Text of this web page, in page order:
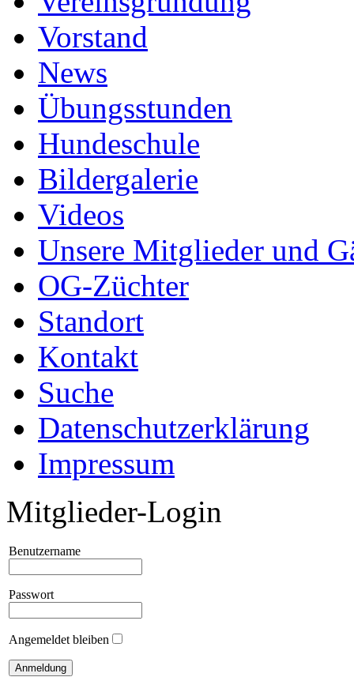
Vorstand
News
Übungsstunden
Hundeschule
Bildergalerie
Videos
Unsere Mitglieder und
OG-Züchter
Standort
Kontakt
Suche
Datenschutzerklärung
Impressum
Mitglieder-Login
Benutzername
Passwort
Angemeldet bleiben